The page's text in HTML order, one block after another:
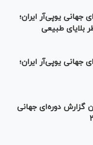
جهانی یوپی‌آر ایران؛
طبیعی
جهانی یوپی‌آر ایران؛
گزارش دوره‌ای جهانی